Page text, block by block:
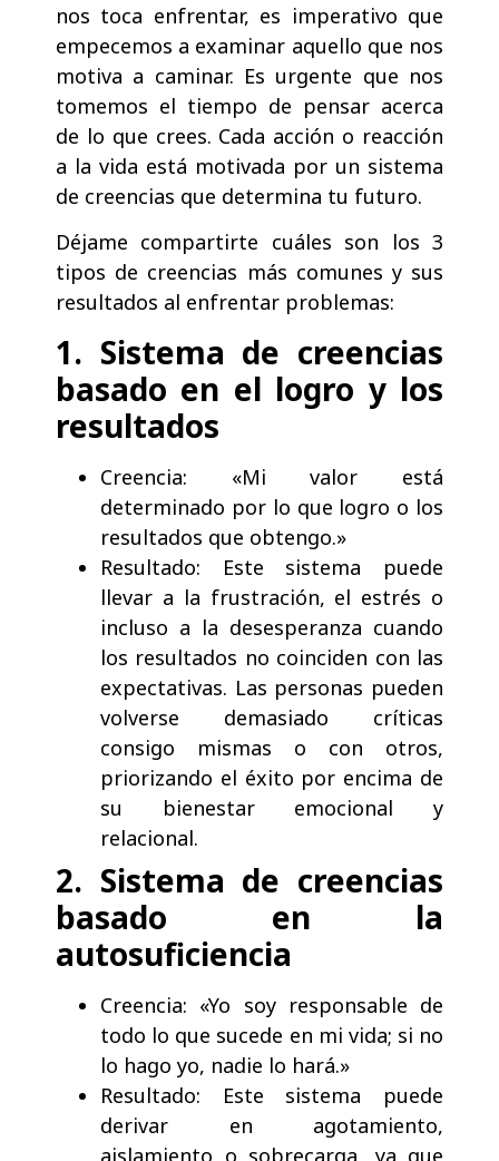
nos toca enfrentar, es imperativo que
empecemos a examinar aquello que nos
motiva a caminar. Es urgente que nos
tomemos el tiempo de pensar acerca
de lo que crees. Cada acción o reacción
a la vida está motivada por un sistema
de creencias que determina tu futuro.
Déjame compartirte cuáles son los 3
tipos de creencias más comunes y sus
resultados al enfrentar problemas:
1. Sistema de creencias
basado en el logro y los
resultados
Creencia: «Mi valor está
determinado por lo que logro o los
resultados que obtengo.»
Resultado: Este sistema puede
llevar a la frustración, el estrés o
incluso a la desesperanza cuando
los resultados no coinciden con las
expectativas. Las personas pueden
volverse demasiado críticas
consigo mismas o con otros,
priorizando el éxito por encima de
su bienestar emocional y
relacional.
2. Sistema de creencias
basado en la
autosuficiencia
Creencia: «Yo soy responsable de
todo lo que sucede en mi vida; si no
lo hago yo, nadie lo hará.»
Resultado: Este sistema puede
derivar en agotamiento,
aislamiento o sobrecarga, ya que